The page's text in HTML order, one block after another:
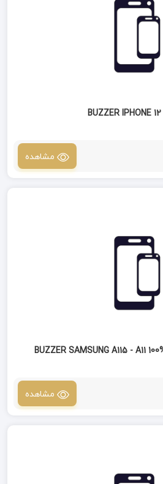
مشاهده
مشاهده